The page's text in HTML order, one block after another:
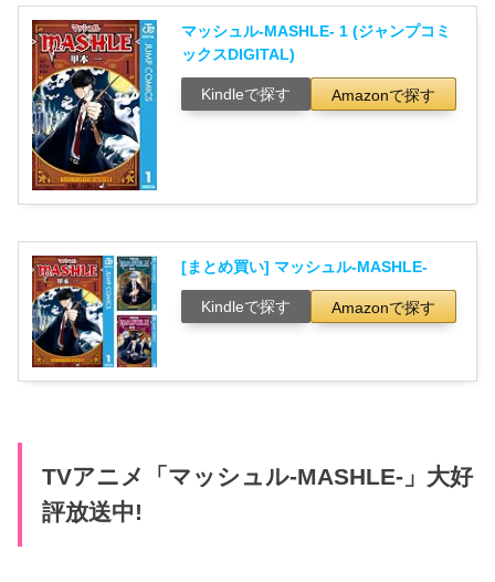
マッシュル-MASHLE- 1 (ジャンプコミ
ックスDIGITAL)
Kindleで探す Amazonで探す
[まとめ買い] マッシュル-MASHLE-
Kindleで探す Amazonで探す
TVアニメ「マッシュル-MASHLE-」大好
評放送中!